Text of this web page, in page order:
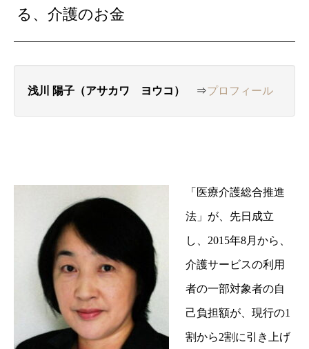
る、介護のお金
浅川 陽子（アサカワ ヨウコ） ⇒プロフィール
「医療介護総合推進
法」が、先日成立
し、2015年8月から、
介護サービスの利用
者の一部対象者の自
己負担額が、現行の1
割から2割に引き上げ